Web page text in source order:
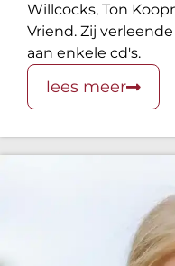
Willcocks, Ton
Vriend. Zij
aan enkele cd's.
lees meer